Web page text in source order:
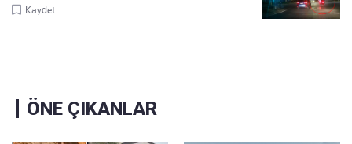
Kaydet
ÖNE ÇIKANLAR